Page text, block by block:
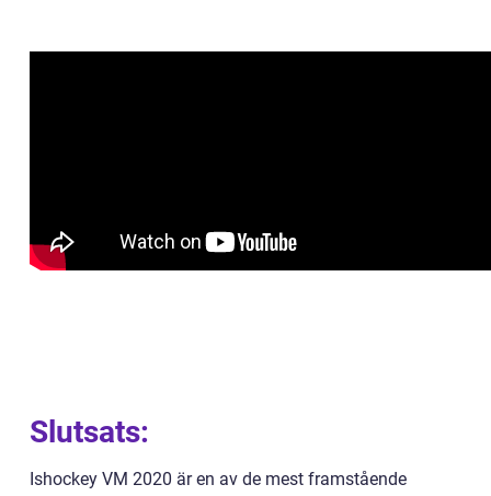
Slutsats:
Ishockey VM 2020 är en av de mest framstående